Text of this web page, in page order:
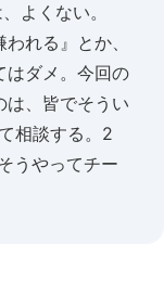
よくない。
れる』とか、
はダメ。今回の
は、皆でそうい
相談する。2
うやってチー